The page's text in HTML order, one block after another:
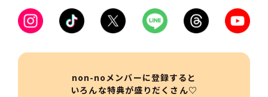
non-noメンバーに登録すると
いろんな特典が盛りだくさん♡